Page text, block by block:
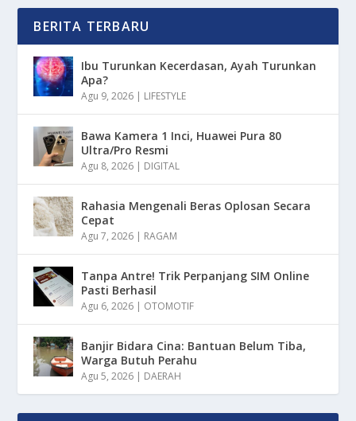
BERITA TERBARU
Ibu Turunkan Kecerdasan, Ayah Turunkan
Apa?
Agu 9, 2026 | LIFESTYLE
Bawa Kamera 1 Inci, Huawei Pura 80
Ultra/Pro Resmi
Agu 8, 2026 | DIGITAL
Rahasia Mengenali Beras Oplosan Secara
Cepat
Agu 7, 2026 | RAGAM
Tanpa Antre! Trik Perpanjang SIM Online
Pasti Berhasil
Agu 6, 2026 | OTOMOTIF
Banjir Bidara Cina: Bantuan Belum Tiba,
Warga Butuh Perahu
Agu 5, 2026 | DAERAH